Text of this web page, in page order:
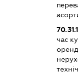
70.31.1
час